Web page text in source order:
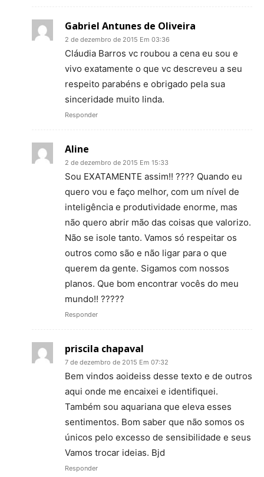
Gabriel Antunes de Oliveira
2 de dezembro de 2015 Em 03:36
Cláudia Barros vc roubou a cena eu sou e
vivo exatamente o que vc descreveu a seu
respeito parabéns e obrigado pela sua
sinceridade muito linda.
Responder
Aline
2 de dezembro de 2015 Em 15:33
Sou EXATAMENTE assim!! ???? Quando eu
quero vou e faço melhor, com um nível de
inteligência e produtividade enorme, mas
não quero abrir mão das coisas que valorizo.
Não se isole tanto. Vamos só respeitar os
outros como são e não ligar para o que
querem da gente. Sigamos com nossos
planos. Que bom encontrar vocês do meu
mundo!! ?????
Responder
priscila chapaval
7 de dezembro de 2015 Em 07:32
Bem vindos aoideiss desse texto e de outros
aqui onde me encaixei e identifiquei.
Também sou aquariana que eleva esses
sentimentos. Bom saber que não somos os
únicos pelo excesso de sensibilidade e seus
Vamos trocar ideias. Bjd
Responder